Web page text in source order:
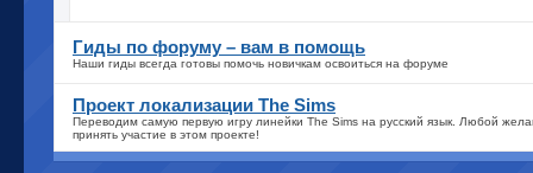
Гиды по форуму – вам в помощь
Наши гиды всегда готовы помочь новичкам освоиться на форуме
Проект локализации The Sims
Переводим самую первую игру линейки The Sims на русский язык. Любой
принять участие в этом проекте!